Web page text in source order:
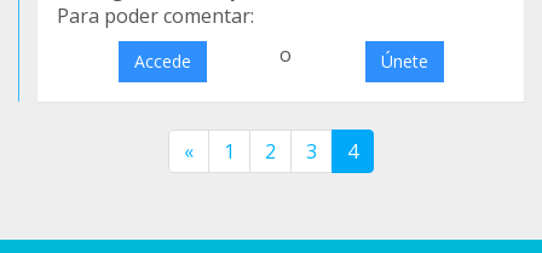
Para poder comentar:
Accede o Únete
« 1 2 3 4